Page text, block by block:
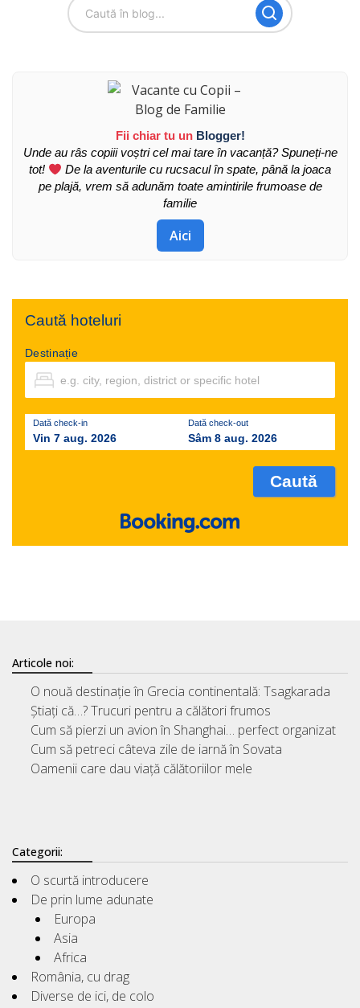
Fii chiar tu un Blogger!
Unde au râs copiii voștri cel mai tare în vacanță? Spuneți-ne
tot!
De la aventurile cu rucsacul în spate, până la joaca
pe plajă, vrem să adunăm toate amintirile frumoase de
familie
Aici
Caută hoteluri
Destinație
Dată check-in
Vin 7 aug. 2026
Dată check-out
Sâm 8 aug. 2026
Articole noi:
O nouă destinație în Grecia continentală: Tsagkarada
Știați că…? Trucuri pentru a călători frumos
Cum să pierzi un avion în Shanghai… perfect organizat
Cum să petreci câteva zile de iarnă în Sovata
Oamenii care dau viață călătoriilor mele
Categorii:
O scurtă introducere
De prin lume adunate
Europa
Asia
Africa
România, cu drag
Diverse de ici, de colo